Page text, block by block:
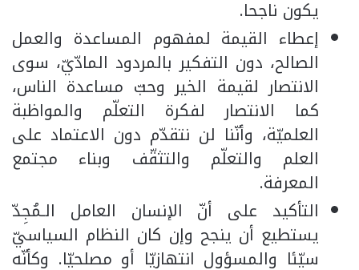
يكون ناجحا.
إعطاء القيمة لمفهوم المساعدة والعمل
الصالح، دون التفكير بالمردود المادّيّ، سوى
الانتصار لقيمة الخير وحبّ مساعدة الناس،
كما الانتصار لفكرة التعلّم والمواظبة
العلميّة، وأنّنا لن نتقدّم دون الاعتماد على
العلم والتعلّم والتثقّف وبناء مجتمع
المعرفة.
التأكيد على أنّ الإنسان العامل الـمُجِدّ
يستطيع أن ينجح وإن كان النظام السياسيّ
سيّئا والمسؤول انتهازيّا أو مصلحيّا. وكأنّه